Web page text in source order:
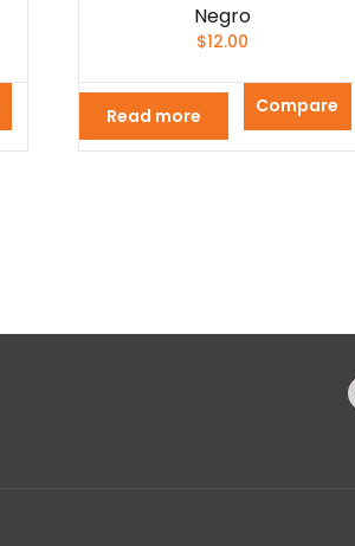
Negro
$12.00
Read more Compare